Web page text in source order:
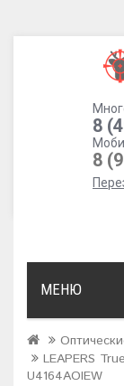
8
8
МЕНЮ
LEAPERS
U4164AOIEW